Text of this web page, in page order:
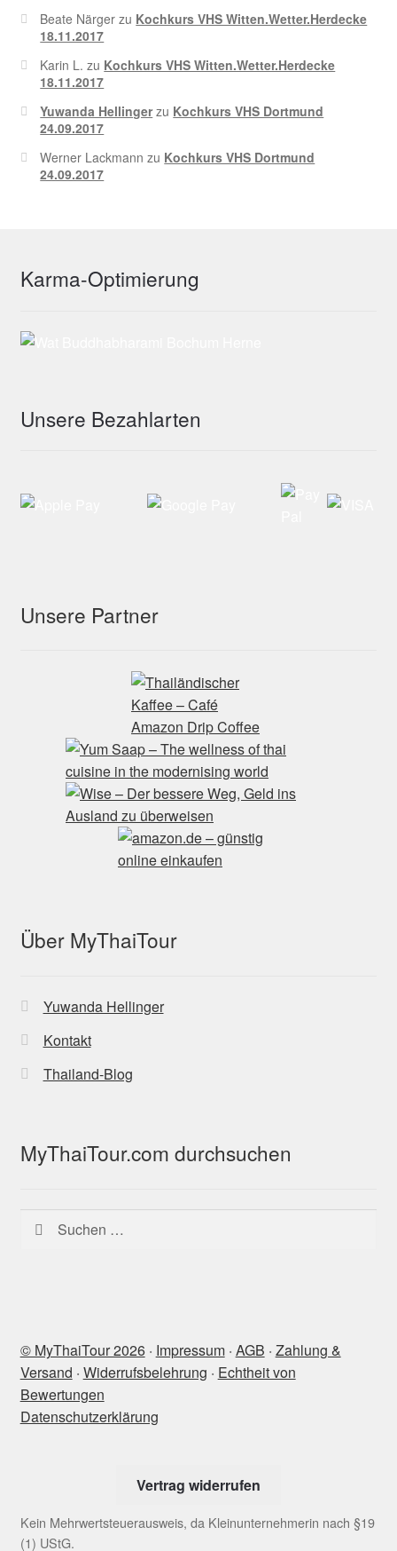
Beate Närger zu Kochkurs VHS Witten.Wetter.Herdecke
18.11.2017
Karin L. zu Kochkurs VHS Witten.Wetter.Herdecke
18.11.2017
Yuwanda Hellingerzu Kochkurs VHS Dortmund
24.09.2017
Werner Lackmann zu Kochkurs VHS Dortmund
24.09.2017
Karma-Optimierung
Unsere Bezahlarten
Unsere Partner
Über MyThaiTour
Yuwanda Hellinger
Kontakt
Thailand-Blog
MyThaiTour.com durchsuchen
Suchen
nach:
© MyThaiTour 2026‧ Impressum‧ AGB ‧ Zahlung &
Versand ‧ Widerrufsbelehrung ‧ Echtheit von
Bewertungen
Datenschutzerklärung
Vertrag widerrufen
Kein Mehrwertsteuerausweis, da Kleinunternehmerin nach §19
(1) UStG.